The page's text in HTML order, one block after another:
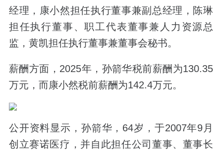
经理，康小然担任执行董事兼副总经理，陈琳
担任执行董事、职工代表董事兼人力资源总
监，黄凯担任执行董事兼董事会秘书。
薪酬方面，2025年，孙箭华税前薪酬为130.35
万元，而康小然税前薪酬为142.4万元。
公开资料显示，孙箭华，64岁，于2007年9月
创立赛诺医疗，并自此担任公司董事、董事长